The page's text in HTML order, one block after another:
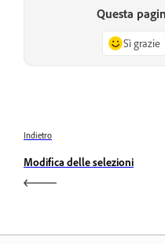
Questa
Sì grazie
Indietro
Modifica delle selezioni